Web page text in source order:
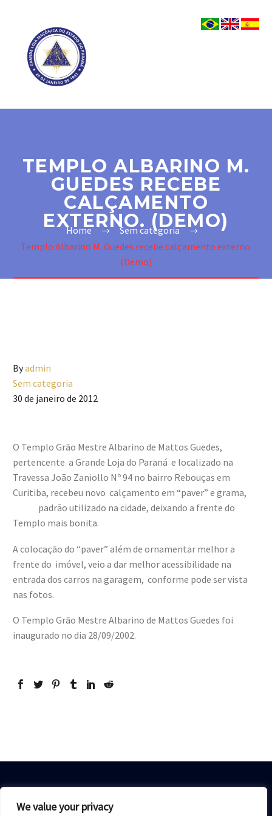
We value your privacy
TEMPLO ALBARINO M.
GUEDES RECEBE
CALÇAMENTO
EXTERNO. (DEMO)
Home
Sem categoria
Templo Albarino M. Guedes recebe calçamento externo.
(Demo)
Byadmin
Sem categoria
30 de janeiro de 2012
O Templo Grão Mestre Albarino de Mattos Guedes,
pertencente a Grande Loja do Paraná e localizado na
Travessa João Zaniollo Nº 94 no bairro Rebouças em
Curitiba, recebeu novo calçamento em “paver” e grama,
padrão utilizado na cidade, deixando a frente do
Templo mais bonita.
A colocação do “paver” além de ornamentar melhor a
frente do imóvel, veio a dar melhor acessibilidade na
entrada dos carros na garagem, conforme pode ser vista
nas fotos.
O Templo Grão Mestre Albarino de Mattos Guedes foi
inaugurado no dia 28/09/2002.